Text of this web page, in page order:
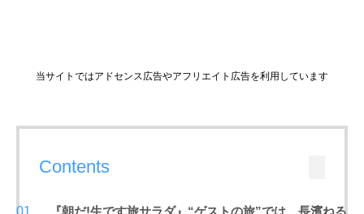
当サイトではアドセンス広告やアフリエイト広告を利用しています
Contents